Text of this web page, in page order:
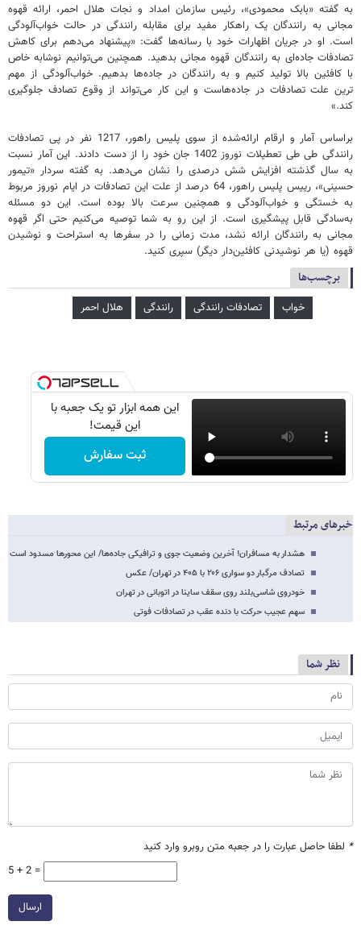
به گفته «بابک محمودی»، رئیس سازمان امداد و نجات هلال احمر، ارائه قهوه
مجانی به رانندگان یک راهکار مفید برای مقابله رانندگی در حالت خواب‌آلودگی
است. او در جریان اظهارات خود با رسانه‌ها گفت: «پیشنهاد می‌دهم برای کاهش
تصادفات جاده‌ای به رانندگان قهوه مجانی بدهید. همچنین می‌توانیم نوشابه خاص
با کافئین بالا تولید کنیم و به رانندگان در جاده‌ها بدهیم. خواب‌آلودگی از مهم
ترین علت تصادفات در جاده‌هاست و این کار می‌تواند از وقوع تصادف جلوگیری
کند.»
براساس آمار و ارقام ارائه‌شده از سوی پلیس راهور،‌ 1217 نفر در پی تصادفات
رانندگی طی طی تعطیلات نوروز 1402 جان خود را از دست دادند. این آمار نسبت
به سال گذشته افزایش شش درصدی را نشان می‌دهد. به گفته سردار «تیمور
حسینی»، رییس پلیس راهور، 64 درصد از علت این تصادفات در ایام نوروز مربوط
به خستگی و خواب‌آلودگی و همچنین سرعت بالا بوده است. این دو مسئله
به‌سادگی قابل پیشگیری است. از این رو به شما توصیه می‌کنیم حتی اگر قهوه
مجانی به رانندگان ارائه نشد، مدت زمانی را در سفرها به استراحت و نوشیدن
قهوه (یا هر نوشیدنی کافئین‌دار دیگر) سپری کنید.
برچسب‌ها
خواب تصادفات رانندگی رانندگی هلال احمر
این همه ابزار تو یک جعبه با
این قیمت!
ثبت سفارش
خبرهای مرتبط
هشدار به مسافران! آخرین وضعیت جوی و ترافیکی جاده‌ها/ این محورها مسدود است
تصادف مرگبار دو سواری ۲۰۶ با ۴۰۵ در تهران/ عکس
خودروی شاسی‌بلند روی سقف ساینا در اتوبانی در تهران
سهم عجیب حرکت با دنده عقب در تصادفات فوتی
نظر شما
* لطفا حاصل عبارت را در جعبه متن روبرو وارد کنید
5 + 2 =
ارسال